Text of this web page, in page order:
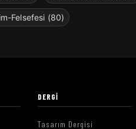
Felsefesi (80)
DERGI
Tasarım Dergisi